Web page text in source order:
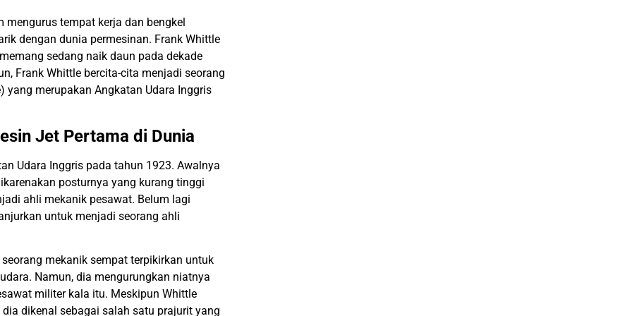
tempat kerja dan bengkel
dengan dunia permesinan. Frank Whittle
sedang naik daun pada dekade
Frank Whittle bercita-cita menjadi seorang
yang merupakan Angkatan Udara Inggris
Jet Pertama di Dunia
Udara Inggris pada tahun 1923. Awalnya
posturnya yang kurang tinggi
ahli mekanik pesawat. Belum lagi
untuk menjadi seorang ahli
mekanik sempat terpikirkan untuk
Namun, dia mengurungkan niatnya
militer kala itu. Meskipun Whittle
dikenal sebagai salah satu prajurit yang